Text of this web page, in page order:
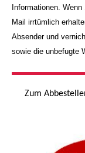
Informationen.
Mail irrtümlich
Absender und
sowie die unbefugte
Zum